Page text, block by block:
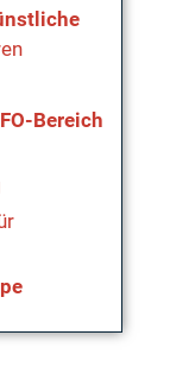
Bereich